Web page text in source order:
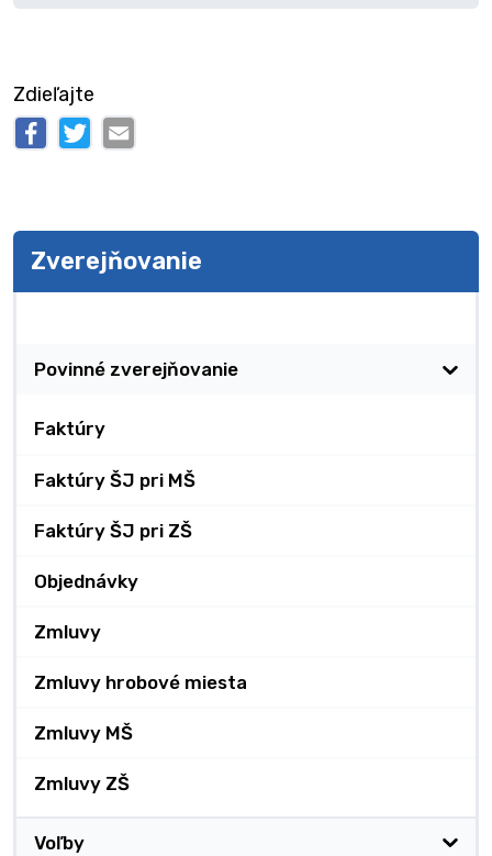
Zdieľajte
Zverejňovanie
Povinné zverejňovanie
Faktúry
Faktúry ŠJ pri MŠ
Faktúry ŠJ pri ZŠ
Objednávky
Zmluvy
Zmluvy hrobové miesta
Zmluvy MŠ
Zmluvy ZŠ
Voľby